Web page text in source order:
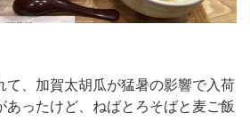
て、加賀太胡瓜が猛暑の影響で入荷
あったけど、ねばとろそばと麦ご飯